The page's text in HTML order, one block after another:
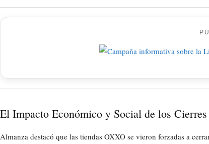
El Impacto Económico y Social de los Cierres
Almanza destacó que las tiendas OXXO se vieron forzadas a